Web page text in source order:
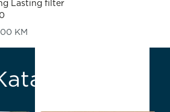
Lasting filter
KM